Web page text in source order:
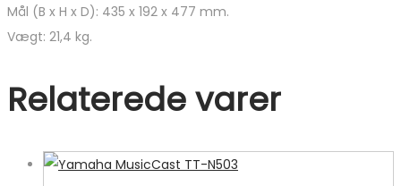
Mål (B x H x D): 435 x 192 x 477 mm.
Vægt: 21,4 kg.
Relaterede varer